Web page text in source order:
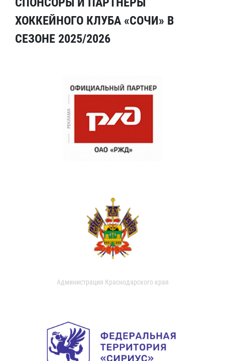
ХОККЕЙНОГО КЛУБА «СОЧИ» В
СЕЗОНЕ 2025/2026
Администрация Краснодарского края